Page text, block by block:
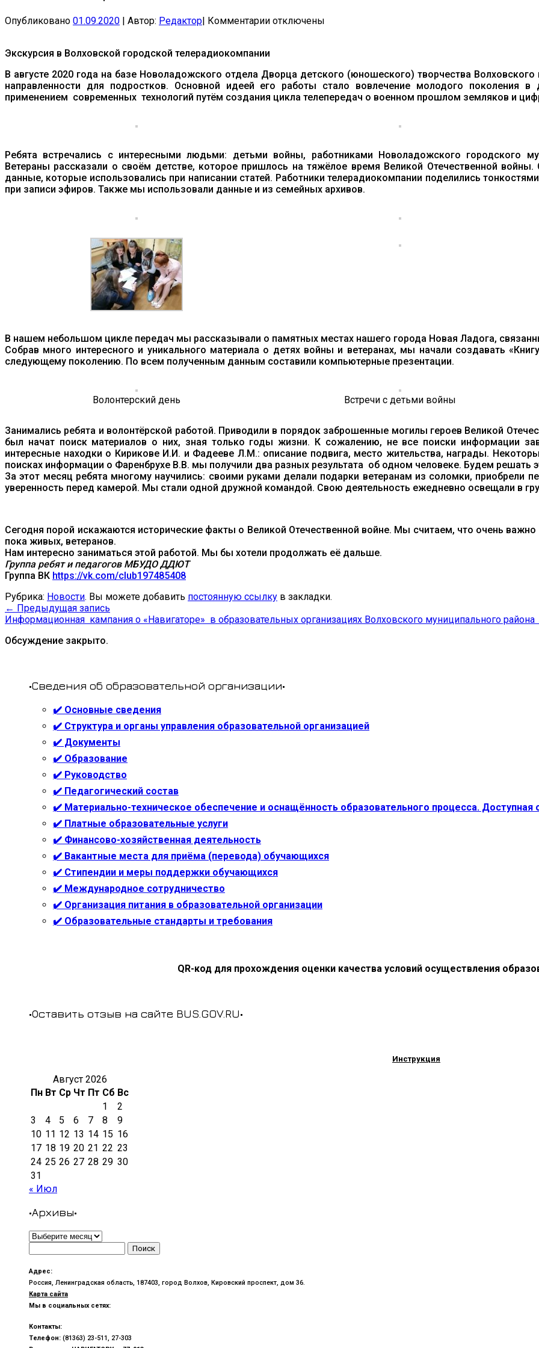
Опубликовано 01.09.2020 | Автор: Редактор| Комментариик
—
2020
отключены
Экскурсия в Волховской городской телерадиокомпании
В августе 2020 года на базе Новоладожского отдела Дворца детского (юношеского) творчества
направленности для подростков. Основной идеей его работы стало вовлечение молодого поколения в
применением современных технологий путём создания цикла телепередач о военном прошлом земляков и
Ребята встречались с интересными людьми: детьми войны, работниками Новоладожского городского
Ветераны рассказали о своём детстве, которое пришлось на тяжёлое время Великой Отечественной
данные, которые использовались при написании статей. Работники телерадиокомпании поделились
при записи эфиров. Также мы использовали данные и из семейных архивов.
В нашем небольшом цикле передач мы рассказывали о памятных местах нашего города Новая Ладога,
Собрав много интересного и уникального материала о детях войны и ветеранах, мы начали создавать
следующему поколению. По всем полученным данным составили компьютерные презентации.
Волонтерский день Встречи с детьми войны
Занимались ребята и волонтёрской работой. Приводили в порядок заброшенные могилы героев Великой
был начат поиск материалов о них, зная только годы жизни. К сожалению, не все поиски информации
интересные находки о Кирикове И.И. и Фадееве Л.М.: описание подвига, место жительства, награды.
поисках информации о Фаренбрухе В.В. мы получили два разных результата об одном человеке. Будем решать
За этот месяц ребята многому научились: своими руками делали подарки ветеранам из соломки, приобрели
уверенность перед камерой. Мы стали одной дружной командой. Свою деятельность ежедневно освещали в
Сегодня порой искажаются исторические факты о Великой Отечественной войне. Мы считаем, что очень
пока живых, ветеранов.
Нам интересно заниматься этой работой. Мы бы хотели продолжать её дальше.
Группа ребят и педагогов МБУДО ДДЮТ
Группа ВК https://vk.com/club197485408
Рубрика: Новости. Вы можете добавить постоянную ссылку в закладки.
← Предыдущая запись
Информационная кампания о «Навигаторе» в образовательных организациях Волховского муниципального района
Обсуждение закрыто.
•Сведения об образовательной организации•
✔️ Основные сведения
✔️ Структура и органы управления образовательной организацией
✔️ Документы
✔️ Образование
✔️ Руководство
✔️ Педагогический состав
✔️ Материально-техническое обеспечение и оснащённость образовательного процесса. Доступная
✔️ Платные образовательные услуги
✔️ Финансово-хозяйственная деятельность
✔️ Вакантные места для приёма (перевода) обучающихся
✔️ Стипендии и меры поддержки обучающихся
✔️ Международное сотрудничество
✔️ Организация питания в образовательной организации
✔️ Образовательные стандарты и требования
QR-код для прохождения оценки качества условий осуществления
•Оставить отзыв на сайте BUS.GOV.RU•
Инструкция
Август 2026
Пн Вт Ср Чт Пт Сб Вс
1
2
3
4 5 6 7 8
9
10 11 12 13 14 15 16
17 18 19 20 21 22 23
24 25 26 27 28 29 30
31
« Июл
•Архивы•
•Архивы•
Адрес:
Россия, Ленинградская область, 187403, город Волхов, Кировский проспект, дом 36.
Карта сайта
Мы в социальных сетях:
Контакты:
Телефон: (81363) 23-511, 27-303